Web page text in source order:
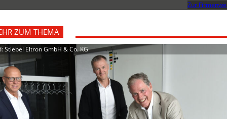
Zur
ZUM THEMA
Stiebel Eltron GmbH & Co. KG